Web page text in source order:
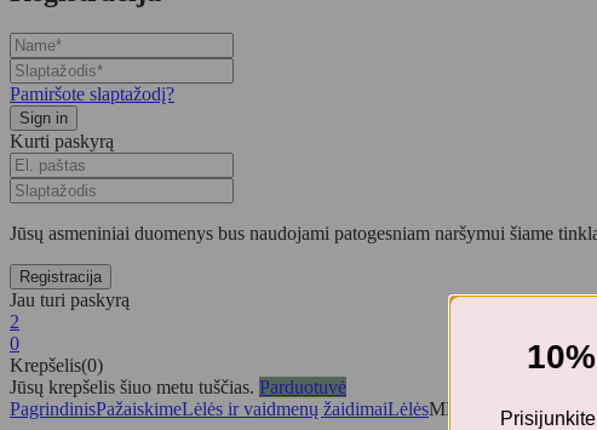
Pamiršote slaptažodį?
Kurti paskyrą
Jūsų asmeniniai duomenys bus naudojami patogesniam naršymui šiame
Jau turi paskyrą
2
0
Krepšelis(0)
Jūsų krepšelis šiuo metu tuščias. Parduotuvė
PagrindinisPažaiskimeLėlės ir vaidmenų žaidimaiLėlėsMRS ERTHA Lėlė –